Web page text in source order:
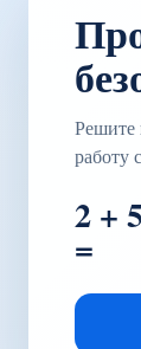
Решите
работу
2 + 5
=